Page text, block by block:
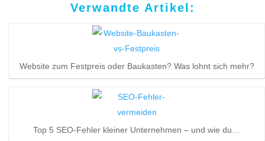
Verwandte Artikel:
Website zum Festpreis oder Baukasten? Was lohnt sich mehr?
Top 5 SEO-Fehler kleiner Unternehmen – und wie du…